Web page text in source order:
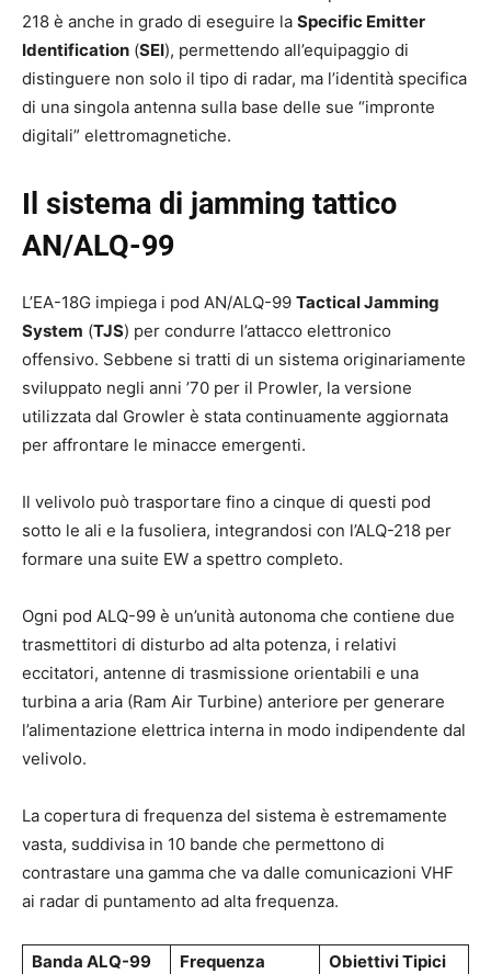
218 è anche in grado di eseguire la Specific Emitter
Identification (SEI), permettendo all’equipaggio di
distinguere non solo il tipo di radar, ma l’identità specifica
di una singola antenna sulla base delle sue “impronte
digitali” elettromagnetiche.
Il sistema di jamming tattico
AN/ALQ-99
L’EA-18G impiega i pod AN/ALQ-99 Tactical Jamming
System (TJS) per condurre l’attacco elettronico
offensivo. Sebbene si tratti di un sistema originariamente
sviluppato negli anni ’70 per il Prowler, la versione
utilizzata dal Growler è stata continuamente aggiornata
per affrontare le minacce emergenti.
Il velivolo può trasportare fino a cinque di questi pod
sotto le ali e la fusoliera, integrandosi con l’ALQ-218 per
formare una suite EW a spettro completo.
Ogni pod ALQ-99 è un’unità autonoma che contiene due
trasmettitori di disturbo ad alta potenza, i relativi
eccitatori, antenne di trasmissione orientabili e una
turbina a aria (Ram Air Turbine) anteriore per generare
l’alimentazione elettrica interna in modo indipendente dal
velivolo.
La copertura di frequenza del sistema è estremamente
vasta, suddivisa in 10 bande che permettono di
contrastare una gamma che va dalle comunicazioni VHF
ai radar di puntamento ad alta frequenza.
Banda ALQ-99 Frequenza Obiettivi Tipici